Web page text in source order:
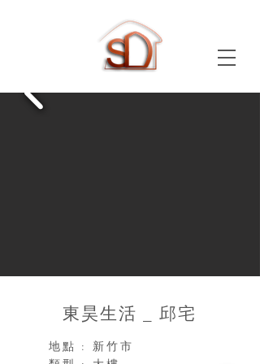
​東昊生活 _ 邱宅
地點 : 新竹市